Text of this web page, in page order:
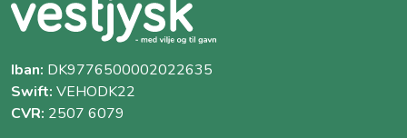
Iban: DK9776500002022635
Swift: VEHODK22
CVR: 2507 6079